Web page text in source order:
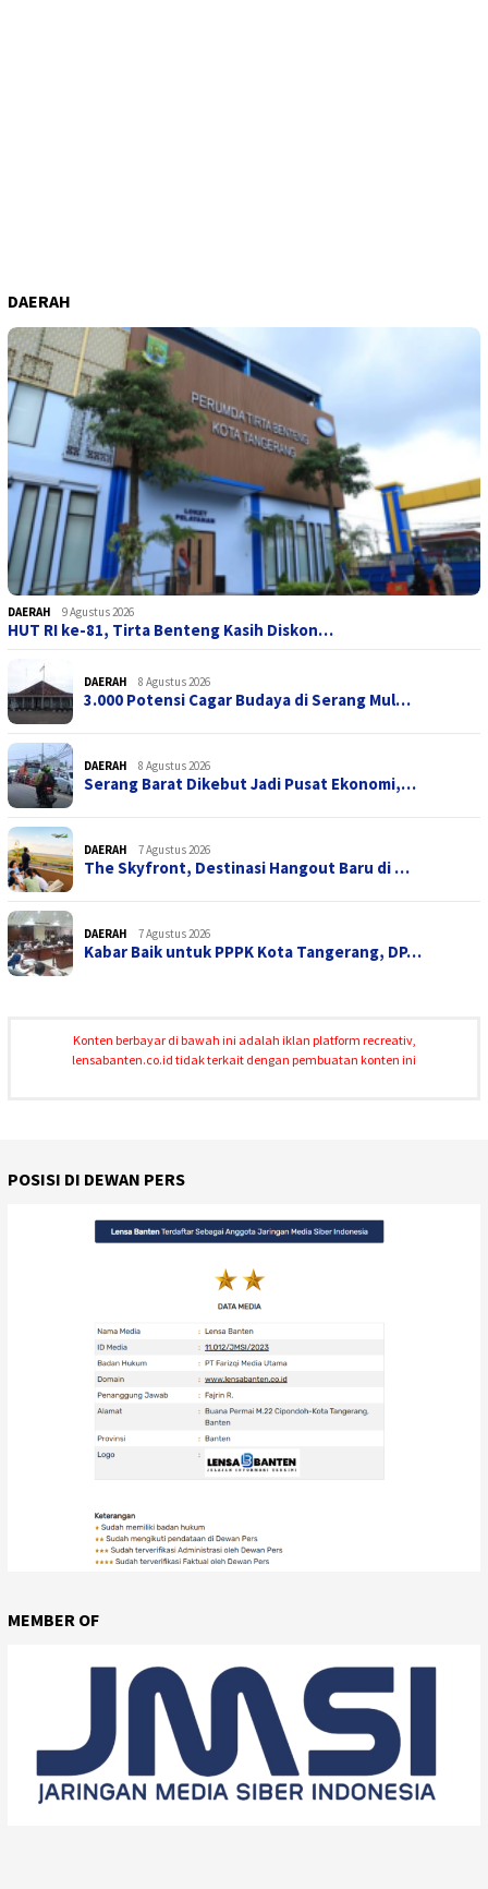
DAERAH
DAERAH 9 Agustus 2026
HUT RI ke-81, Tirta Benteng Kasih Diskon…
DAERAH 8 Agustus 2026
3.000 Potensi Cagar Budaya di Serang Mul…
DAERAH 8 Agustus 2026
Serang Barat Dikebut Jadi Pusat Ekonomi,…
DAERAH 7 Agustus 2026
The Skyfront, Destinasi Hangout Baru di …
DAERAH 7 Agustus 2026
Kabar Baik untuk PPPK Kota Tangerang, DP…
Konten berbayar di bawah ini adalah iklan platform recreativ,
lensabanten.co.id tidak terkait dengan pembuatan konten ini
POSISI DI DEWAN PERS
MEMBER OF